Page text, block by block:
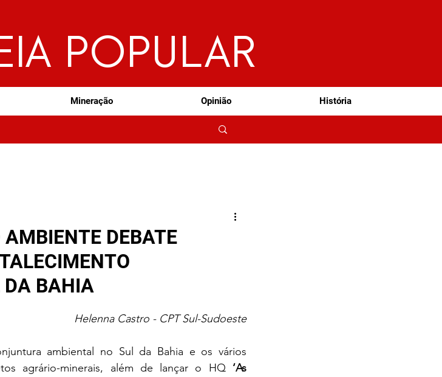
POPULAR
Mineração Opinião História
DEBATE
DA BAHIA
Helenna Castro - CPT Sul-Sudoeste
agrário-minerais, além de lançar o HQ ‘As